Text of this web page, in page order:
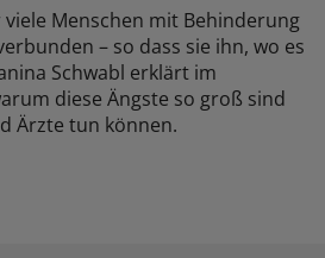
Menschen mit Behinderung
– so dass sie ihn, wo es
Schwabl erklärt im
diese Ängste so groß sind
Ärzte tun können.